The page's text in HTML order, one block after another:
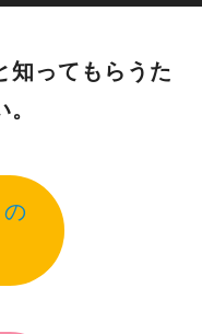
知ってもらうた